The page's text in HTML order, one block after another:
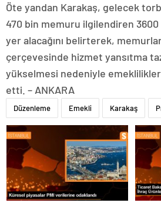
Öte yandan Karakaş, gelecek
470 bin memuru ilgilendiren
yer alacağını belirterek,
çerçevesinde hizmet yansıtma
yükselmesi nedeniyle
etti. – ANKARA
Düzenleme Emekli Karakaş